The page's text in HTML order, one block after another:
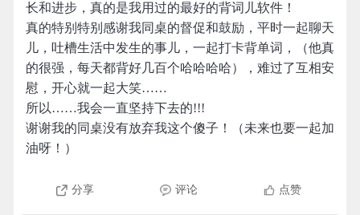
长和进步，真的是我用过的最好的背词儿软件！
真的特别特别感谢我同桌的督促和鼓励，平时一起聊天
儿，吐槽生活中发生的事儿，一起打卡背单词，（他真
的很强，每天都背好几百个哈哈哈哈），难过了互相安
慰，开心就一起大笑……
所以……我会一直坚持下去的!!!
谢谢我的同桌没有放弃我这个傻子！（未来也要一起加
油呀！）
分享 评论 点赞